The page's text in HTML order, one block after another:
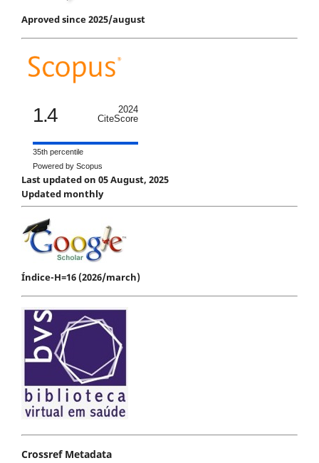
Aproved since 2025/august
1.4
2024
CiteScore
35th percentile
Powered by Scopus
Last updated on 05 August, 2025
Updated monthly
Índice-H=16 (2026/march)
Crossref Metadata